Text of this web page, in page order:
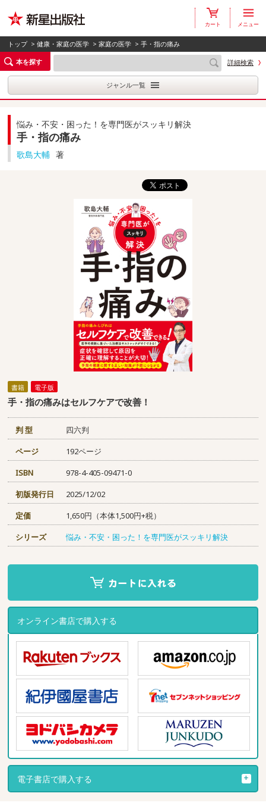
カート メニュー
トップ >健康・家庭の医学 >家庭の医学 > 手・指の痛み
本を探す
詳細検索
ジャンル一覧
悩み・不安・困った！を専門医がスッキリ解決
手・指の痛み
歌島大輔 著
書籍 電子版
手・指の痛みはセルフケアで改善！
判 型
四六判
ページ
192ページ
ISBN
978-4-405-09471-0
初版発行日
2025/12/02
定価
1,650円（本体1,500円+税）
シリーズ
悩み・不安・困った！を専門医がスッキリ解決
オンライン書店で購入する
電子書店で購入する